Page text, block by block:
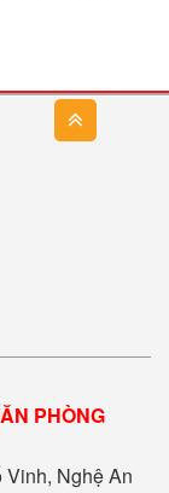
PHÒNG
Nghệ An